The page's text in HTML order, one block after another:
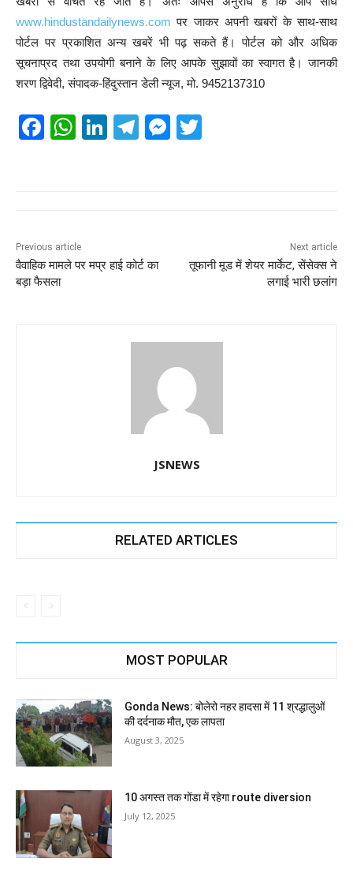
www.hindustandailynews.com पर जाकर अपनी खबरों के साथ-साथ
पोर्टल पर प्रकाशित अन्य खबरें भी पढ़ सकते हैं। पोर्टल को और अधिक
सूचनाप्रद तथा उपयोगी बनाने के लिए आपके सुझावों का स्वागत है। जानकी
शरण द्विवेदी, संपादक-हिंदुस्तान डेली न्यूज, मो. 9452137310
F
o
o
W
p
p
Li
n
T
m
M
er
Previous article
वैवाहिक मामले पर मप्र हाई कोर्ट का
बड़ा फैसला
Next article
तूफानी मूड में शेयर मार्केट, सेंसेक्स ने
लगाई भारी छलांग
JSNEWS
RELATED ARTICLES
MOST POPULAR
Gonda News: बोलेरो नहर हादसा में 11 श्रद्धालुओं
की दर्दनाक मौत, एक लापता
August 3, 2025
10 अगस्त तक गोंडा में रहेगा route diversion
July 12, 2025